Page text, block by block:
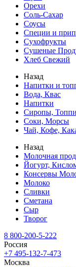
Орехи
Соль-Сахар
Соусы
Специи и
Сухофрукты
Сушеные
Хлеб Свежий
Назад
Напитки и
Вода, Квас
Напитки
Сиропы,
Соки, Морсы
Чай, Кофе,
Назад
Молочная
Йогурт,
Консервы
Молоко
Сливки
Сметана
Сыр
Творог
8 800-200-5-222
Россия
+7 495-132-7-473
Москва